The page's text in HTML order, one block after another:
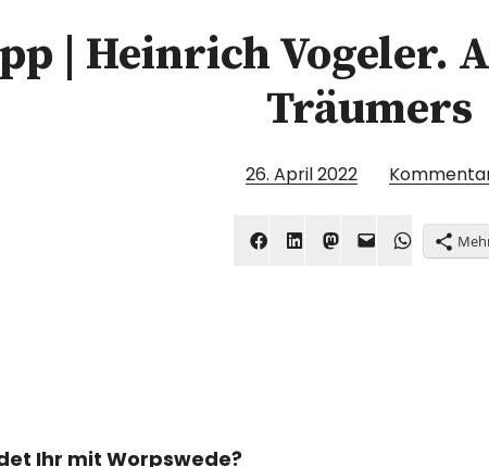
| Heinrich Vogeler.
Träumers
26. April 2022
Ihr mit Worpswede?